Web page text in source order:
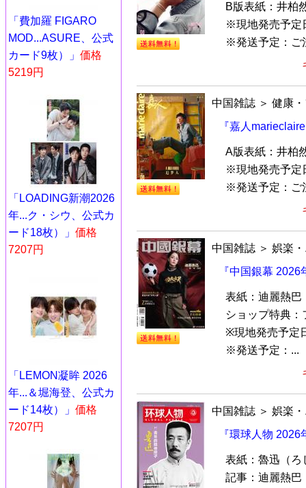
「費加羅 FIGARO
MOD...ASURE、公式
カード9枚）」 価格
5219円
「LOADING新潮2026
年...ク・シウ、公式カ
ード18枚）」 価格
7207円
「LEMON凝眸 2026
年...＆堀海登、公式カ
ード14枚）」 価格
7207円
B版表紙：井柏
※現地発売予定
※発送予定：ご
中国雑誌 ＞ 健康
『嘉人
A版表紙：井柏
※現地発売予定
※発送予定：ご
中国雑誌 ＞ 娯楽
『中国銀幕
表紙：迪麗熱巴
ショップ特典：
※現地発売予定
※発送予定：...
中国雑誌 ＞ 娯楽
『環球人物
表紙：魯迅（ろ
記事：迪麗熱巴